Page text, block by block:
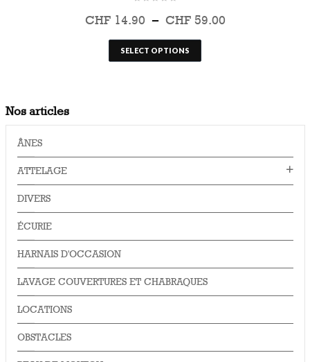
CHF14.90 – CHF59.00
SELECT OPTIONS
Nos articles
ÂNES
ATTELAGE
DIVERS
ÉCURIE
HARNAIS D'OCCASION
LAVAGE COUVERTURES ET CHABRAQUES
LOCATIONS
OBSTACLES